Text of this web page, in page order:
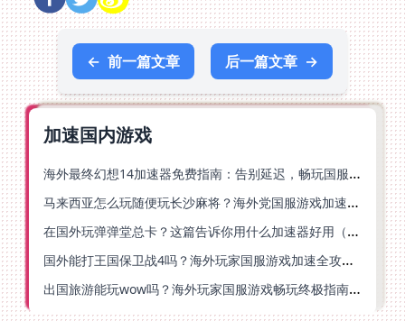
← 前一篇文章 后一篇文章 →
加速国内游戏
海外最终幻想14加速器免费指南：告别延迟，畅玩国服FF14的正确打开方式
马来西亚怎么玩随便玩长沙麻将？海外党国服游戏加速终极指南（含跑跑无尽冬日解决方案）
在国外玩弹弹堂总卡？这篇告诉你用什么加速器好用（附印尼玩模拟农场流放之路秘籍）
国外能打王国保卫战4吗？海外玩家国服游戏加速全攻略（附实测推荐）
出国旅游能玩wow吗？海外玩家国服游戏畅玩终极指南（附FF14激战2解决方案）